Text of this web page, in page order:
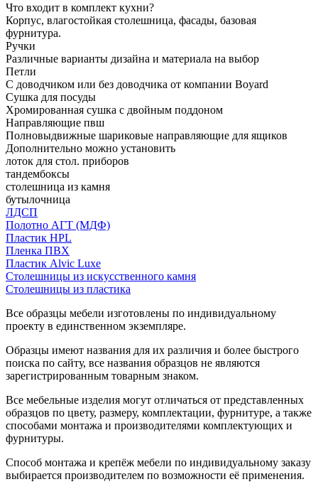
Что входит в комплект кухни?
Корпус, влагостойкая столешница, фасады, базовая
фурнитура.
Ручки
Различные варианты дизайна и материала на выбор
Петли
С доводчиком или без доводчика от компании Boyard
Сушка для посуды
Хромированная сушка с двойным поддоном
Направляющие пвш
Полновыдвижные шариковые направляющие для ящиков
Дополнительно можно установить
лоток для стол. приборов
тандембоксы
столешница из камня
бутылочница
ЛДСП
Полотно АГТ (МДФ)
Пластик HPL
Пленка ПВХ
Пластик Alvic Luxe
Столешницы из искусственного камня
Столешницы из пластика
Все образцы мебели изготовлены по индивидуальному
проекту в единственном экземпляре.
Образцы имеют названия для их различия и более быстрого
поиска по сайту, все названия образцов не являются
зарегистрированным товарным знаком.
Все мебельные изделия могут отличаться от представленных
образцов по цвету, размеру, комплектации, фурнитуре, а также
способами монтажа и производителями комплектующих и
фурнитуры.
Способ монтажа и крепёж мебели по индивидуальному заказу
выбирается производителем по возможности её применения.